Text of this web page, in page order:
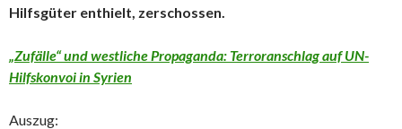
Hilfsgüter enthielt, zerschossen.
„Zufälle“ und westliche Propaganda: Terroranschlag auf UN-
Hilfskonvoi in Syrien
Auszug: